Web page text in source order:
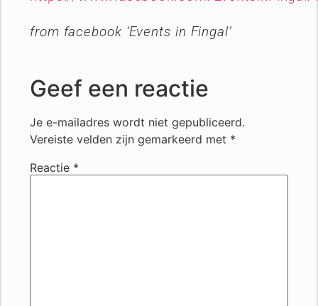
from facebook ‘Events in Fingal’
Geef een reactie
Je e-mailadres wordt niet gepubliceerd.
Vereiste velden zijn gemarkeerd met *
Reactie *